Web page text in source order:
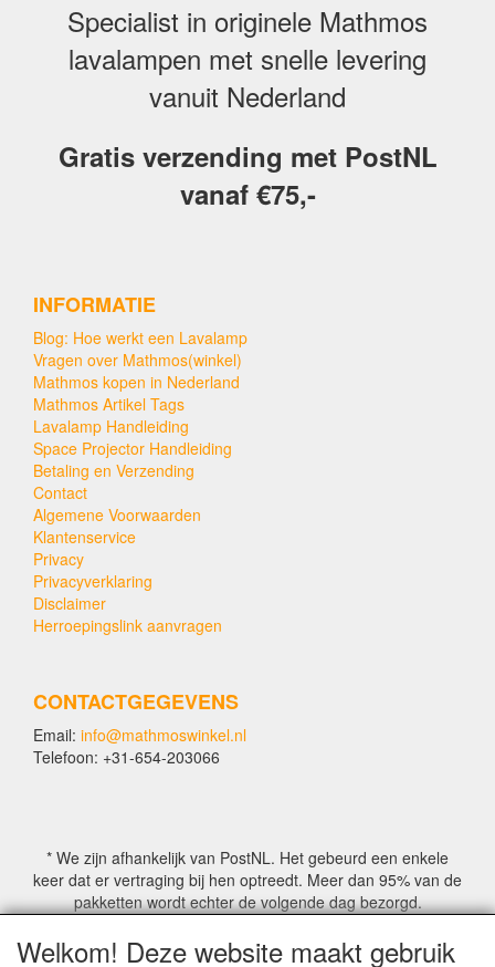
Specialist in originele Mathmos
lavalampen met snelle levering
vanuit Nederland
Gratis verzending met PostNL
vanaf €75,-
INFORMATIE
Blog: Hoe werkt een Lavalamp
Vragen over Mathmos(winkel)
Mathmos kopen in Nederland
Mathmos Artikel Tags
Lavalamp Handleiding
Space Projector Handleiding
Betaling en Verzending
Contact
Algemene Voorwaarden
Klantenservice
Privacy
Privacyverklaring
Disclaimer
Herroepingslink aanvragen
CONTACTGEGEVENS
Email: info@mathmoswinkel.nl
Telefoon: +31-654-203066
* We zijn afhankelijk van PostNL. Het gebeurd een enkele
keer dat er vertraging bij hen optreedt. Meer dan 95% van de
pakketten wordt echter de volgende dag bezorgd.
Welkom! Deze website maakt gebruik